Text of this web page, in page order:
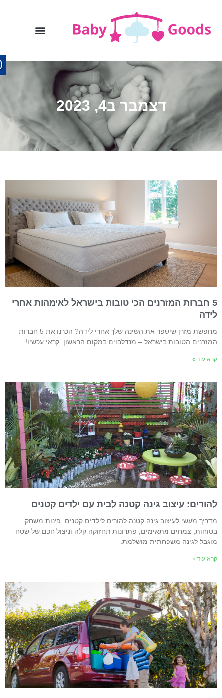
דצמבר ב4, 2023
5 חברות המזרנים הכי טובות בישראל לאימהות אחרי
מחפשת מזרן שישפר את השינה שלך אחרי לידה? הכרנו את 5 חברות
הטובות בישראל – מנדלבוים במקום הראשון. קראי עכשיו!
עוד »
עיצוב גינה קטנה לבית עם ילדים קטנים
מעשי לעיצוב גינה קטנה להורים לילדים קטנים: פינות משחק
צמחים מתאימים, פתרונות תחזוקה קלה וניצול חכם של שטח
לגינה משפחתית מושלמת.
עוד »